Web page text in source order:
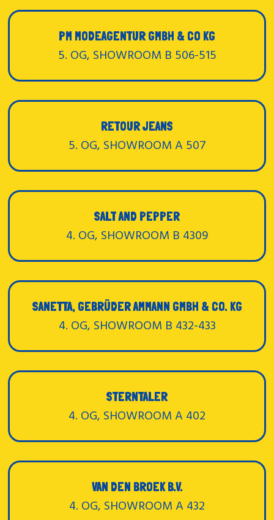
PM MODEAGENTUR GMBH & CO KG
5. OG, SHOWROOM B 506-515
RETOUR JEANS
5. OG, SHOWROOM A 507
SALT AND PEPPER
4. OG, SHOWROOM B 4309
SANETTA, GEBRÜDER AMMANN GMBH & CO. KG
4. OG, SHOWROOM B 432-433
STERNTALER
4. OG, SHOWROOM A 402
VAN DEN BROEK B.V.
4. OG, SHOWROOM A 432